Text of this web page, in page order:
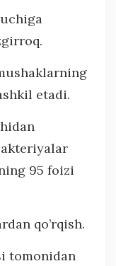
etadi.
95 foizi
qo’rqish.
tomonidan